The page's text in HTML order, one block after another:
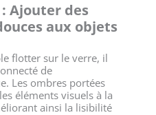
Ajouter des
aux objets
flotter sur le verre, il
de
Les ombres portées
éléments visuels à la
ainsi la lisibilité